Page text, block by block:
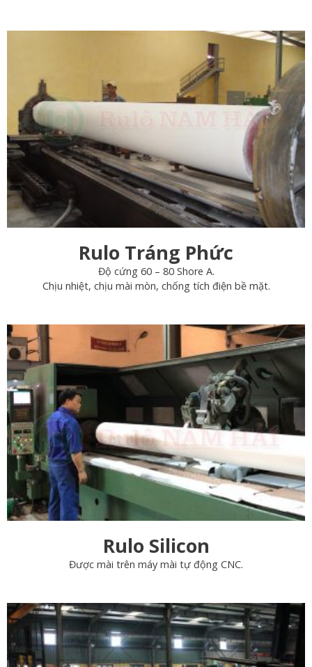
Rulo Tráng Phức
Độ cứng 60 – 80 Shore A.
​Chịu nhiệt, chịu mài mòn, chống tích điện bề mặt.
Rulo Silicon
Được mài trên máy mài tự động CNC.